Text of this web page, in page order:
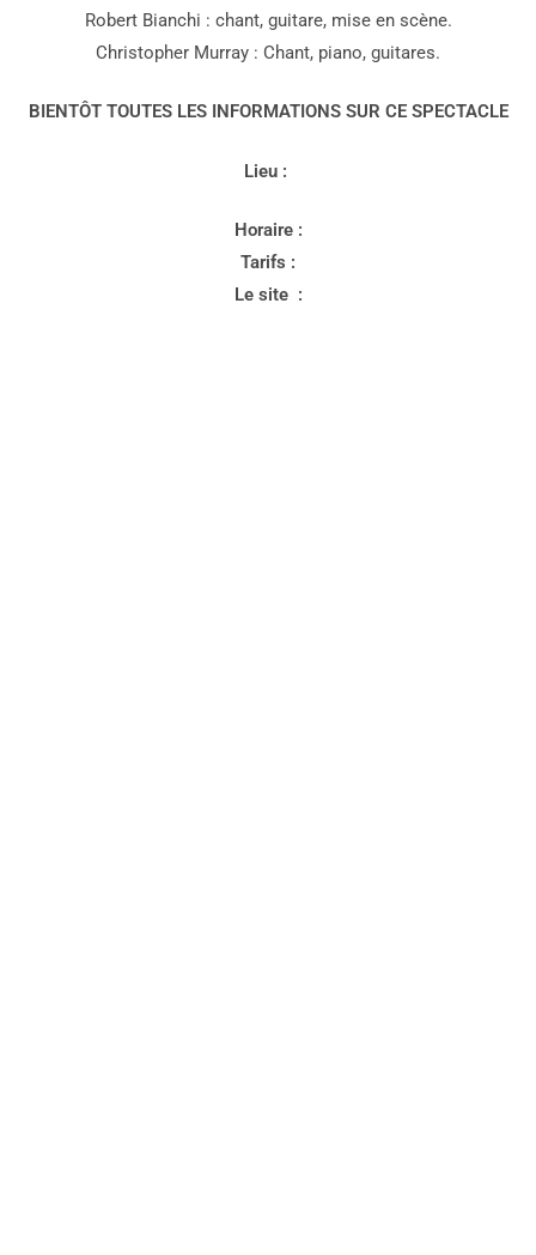
Robert Bianchi : chant, guitare, mise en scène.
Christopher Murray : Chant, piano, guitares.
BIENTÔT TOUTES LES INFORMATIONS SUR CE SPECTACLE
Lieu :
Horaire :
Tarifs :
Le site :